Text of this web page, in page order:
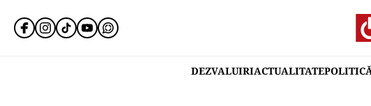
DEZVALUIRIACTUALITATE